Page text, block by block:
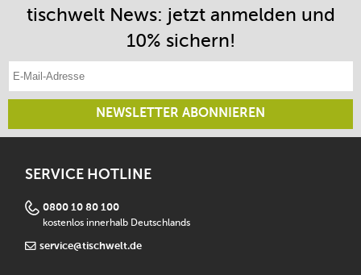
tischwelt News: jetzt anmelden und
10% sichern!
NEWSLETTER ABONNIEREN
SERVICE HOTLINE
0800 10 80 100
kostenlos innerhalb Deutschlands
service@tischwelt.de